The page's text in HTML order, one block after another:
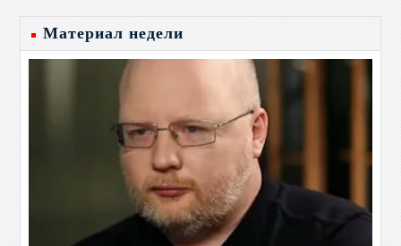
Материал недели